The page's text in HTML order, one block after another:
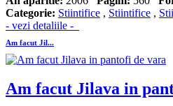
Categorie: Stiintifice , Stiintifice ,
- vezi detaliile -
Am facut Jil...
Am facut Jilava in